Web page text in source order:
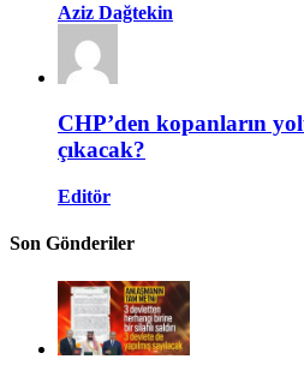
Aziz Dağtekin
CHP’den kopanların
çıkacak?
Editör
Son Gönderiler